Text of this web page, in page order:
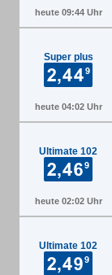
heute 09:44 Uhr
Super plus
heute 04:02 Uhr
Ultimate 102
heute 02:02 Uhr
Ultimate 102